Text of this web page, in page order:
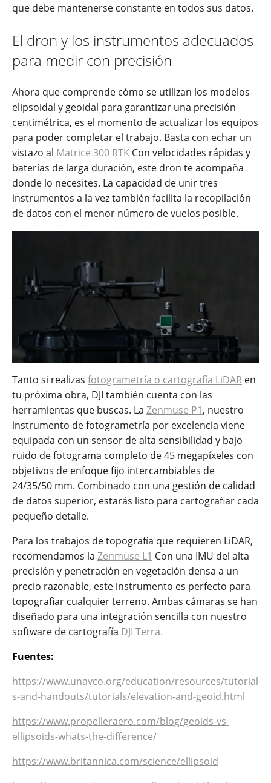
que debe mantenerse constante en todos sus datos.
El dron y los instrumentos adecuados
para medir con precisión
Ahora que comprende cómo se utilizan los modelos
elipsoidal y geoidal para garantizar una precisión
centimétrica, es el momento de actualizar los equipos
para poder completar el trabajo. Basta con echar un
vistazo al Matrice 300 RTK Con velocidades rápidas y
baterías de larga duración, este dron te acompaña
donde lo necesites. La capacidad de unir tres
instrumentos a la vez también facilita la recopilación
de datos con el menor número de vuelos posible.
Tanto si realizas fotogrametría o cartografía LiDAR en
tu próxima obra, DJI también cuenta con las
herramientas que buscas. La Zenmuse P1, nuestro
instrumento de fotogrametría por excelencia viene
equipada con un sensor de alta sensibilidad y bajo
ruido de fotograma completo de 45 megapíxeles con
objetivos de enfoque fijo intercambiables de
24/35/50 mm. Combinado con una gestión de calidad
de datos superior, estarás listo para cartografiar cada
pequeño detalle.
Para los trabajos de topografía que requieren LiDAR,
recomendamos la Zenmuse L1 Con una IMU del alta
precisión y penetración en vegetación densa a un
precio razonable, este instrumento es perfecto para
topografiar cualquier terreno. Ambas cámaras se han
diseñado para una integración sencilla con nuestro
software de cartografía DJI Terra.
Fuentes:
https://www.unavco.org/education/resources/tutorial
s-and-handouts/tutorials/elevation-and-geoid.html
https://www.propelleraero.com/blog/geoids-vs-
ellipsoids-whats-the-difference/
https://www.britannica.com/science/ellipsoid